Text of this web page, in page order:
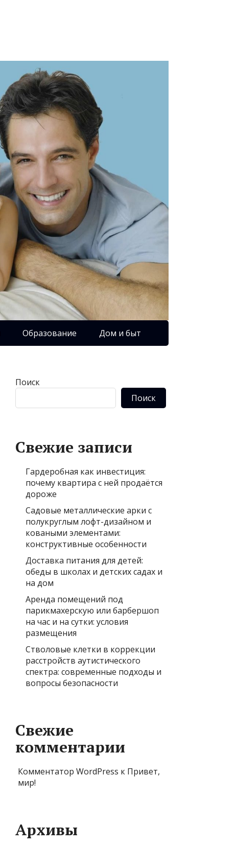
Образование Дом и быт
Поиск
Поиск
Свежие записи
Гардеробная как инвестиция:
почему квартира с ней продаётся
дороже
Садовые металлические арки с
полукруглым лофт-дизайном и
коваными элементами:
конструктивные особенности
Доставка питания для детей:
обеды в школах и детских садах и
на дом
Аренда помещений под
парикмахерскую или барбершоп
на час и на сутки: условия
размещения
Стволовые клетки в коррекции
расстройств аутистического
спектра: современные подходы и
вопросы безопасности
Свежие
комментарии
Комментатор WordPress к Привет,
мир!
Архивы